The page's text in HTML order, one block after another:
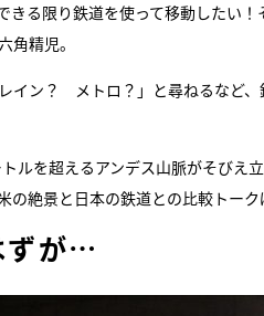
きる限り鉄道を使って移動したい
角精児。
ン？ メトロ？」と尋ねるなど、
ルを超えるアンデス山脈がそびえ
絶景と日本の鉄道との比較トーク
ずが…